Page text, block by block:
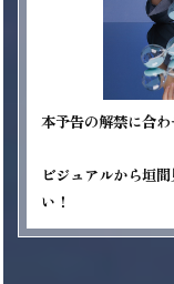
本予告の解禁に合わ
ビジュアルから垣
い！